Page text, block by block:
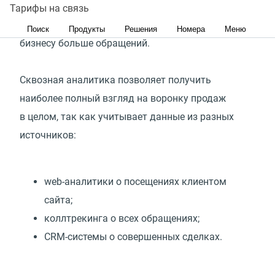
Тарифы на связь
Поиск Продукты Решения Номера Меню
клиентского пути от просмотра объявления
до сделки и показывает, какие каналы приносят
бизнесу больше обращений.
Сквозная аналитика позволяет получить
наиболее полный взгляд на воронку продаж
в целом, так как учитывает данные из разных
источников:
web-аналитики о посещениях клиентом
сайта;
коллтрекинга о всех обращениях;
CRM-системы о совершенных сделках.